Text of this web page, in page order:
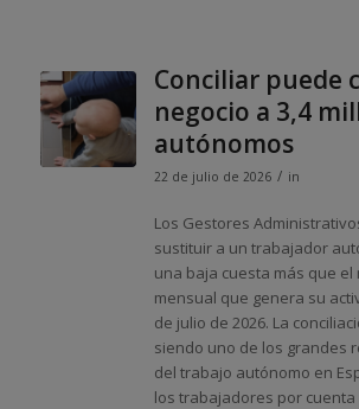
Conciliar puede
negocio a 3,4
autónomos
22 de julio de 2026 / in
Los Gestores
sustituir a un trabajador
una baja cuesta más que
mensual que genera su
de julio de 2026. La
siendo uno de los grandes
del trabajo autónomo en
los trabajadores por